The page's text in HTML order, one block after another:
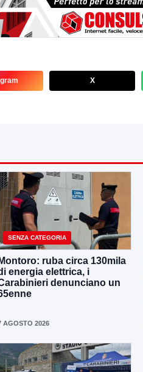
X
SENZA CATEGORIA
Montoro: ruba circa 130mila
energia elettrica, i
denunciano un
AGOSTO 2026